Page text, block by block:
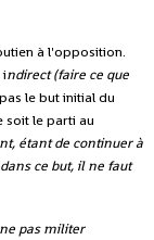
à l'opposition.
indirect (faire ce que
le but initial du
soit le parti au
étant de continuer à
ce but, il ne faut
pas militer